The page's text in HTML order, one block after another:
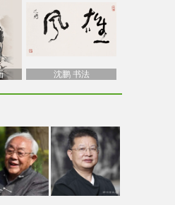
沈鹏 书法